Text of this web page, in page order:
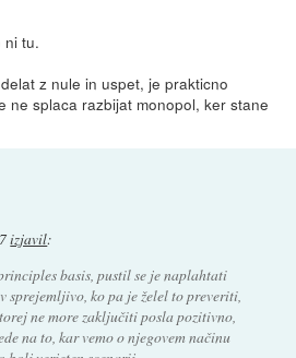
ni tu.
z nule in uspet, je prakticno
ne splaca razbijat monopol, ker stane
izjavil:
basis, pustil se je naplahtati
sprejemljivo, ko pa je želel to preveriti,
ne more zaključiti posla pozitivno,
na to, kar vemo o njegovem načinu